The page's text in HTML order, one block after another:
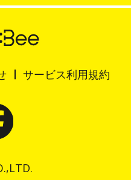
サービス利用規約